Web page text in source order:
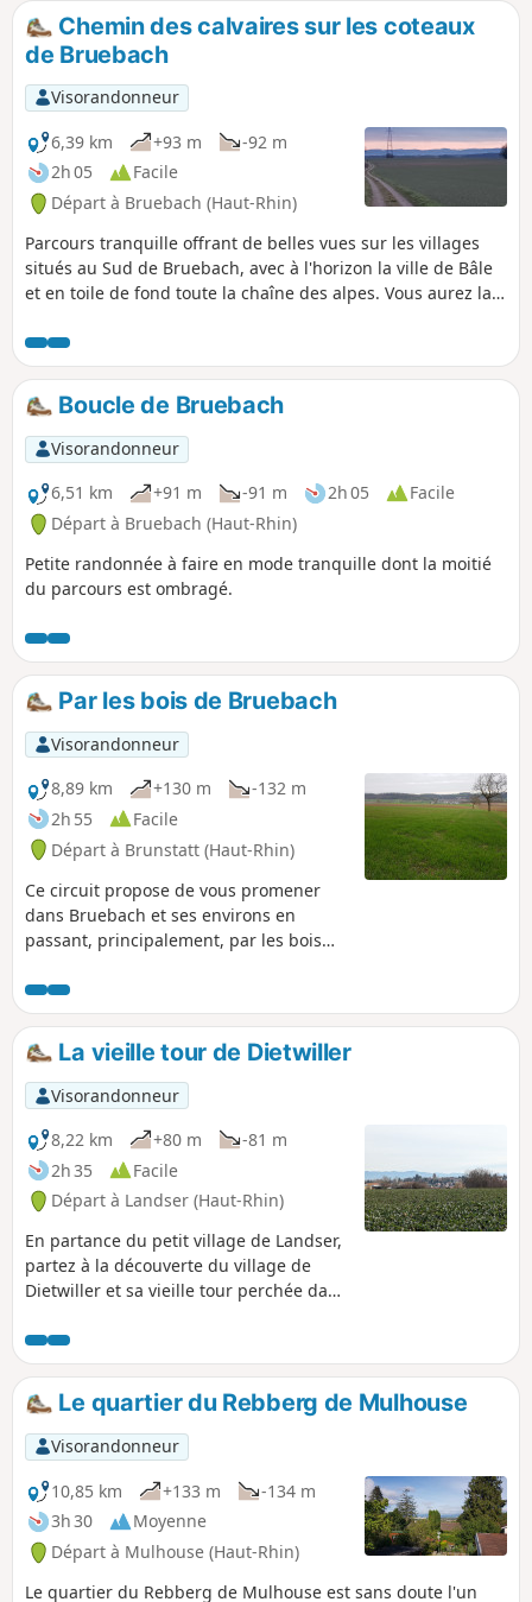
Chemin des calvaires sur les coteaux
de Bruebach
Visorandonneur
6,39 km
+93 m
-92 m
2h 05
Facile
Départ à Bruebach (Haut-Rhin)
Parcours tranquille offrant de belles vues sur les villages
situés au Sud de Bruebach, avec à l'horizon la ville de Bâle
et en toile de fond toute la chaîne des alpes. Vous aurez la
alémaniques droit devant vous avec l'Eiger et le Jungfrau et
leurs magnifiques pyramides et à l'autre extrémité, côté
droit, quand la météo le permet, le Mont Blanc.
Boucle de Bruebach
Visorandonneur
6,51 km
+91 m -91 m 2h 05
Facile
Départ à Bruebach (Haut-Rhin)
Petite randonnée à faire en mode tranquille dont la moitié
du parcours est ombragé.
Par les bois de Bruebach
Visorandonneur
8,89 km
+130 m
-132 m
2h 55
Facile
Départ à Brunstatt (Haut-Rhin)
Ce circuit propose de vous promener
dans Bruebach et ses environs en
passant, principalement, par les bois
La vieille tour de Dietwiller
Visorandonneur
8,22 km
+80 m
-81 m
2h 35
Facile
Départ à Landser (Haut-Rhin)
En partance du petit village de Landser,
partez à la découverte du village de
Dietwiller et sa vieille tour perchée dans
Le quartier du Rebberg de Mulhouse
Visorandonneur
10,85 km
+133 m
-134 m
3h 30
Moyenne
Départ à Mulhouse (Haut-Rhin)
Le quartier du Rebberg de Mulhouse est sans doute l'un